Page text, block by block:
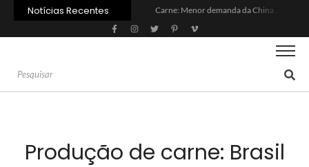
Notícias Recentes
Inadimplência no crédito rural deve seguir elevada até 2027
Lula sanciona MP do Frete e agro teme alta dos custos logísticos
Brasil tem 2º maior juro real do mundo
Produção de carne: Brasil